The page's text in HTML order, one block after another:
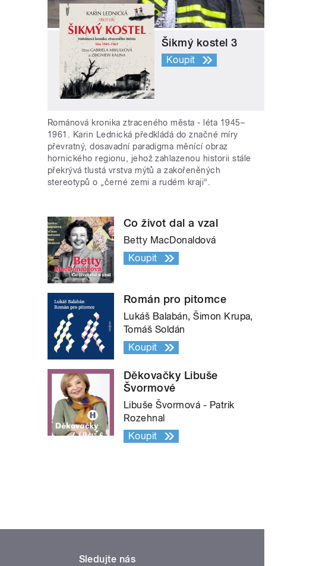
Šikmý kostel 3
Koupit
Románová kronika ztraceného města - léta 1945–
1961. Karin Lednická předkládá do značné míry
převratný, dosavadní paradigma měnící obraz
hornického regionu, jehož zahlazenou historii stále
překrývá tlustá vrstva mýtů a zakořeněných
stereotypů o „černé zemi a rudém kraji“.
Co život dal a vzal
Betty MacDonaldová
Koupit
Román pro pitomce
Lukáš Balabán, Šimon Krupa,
Tomáš Soldán
Koupit
Děkovačky Libuše
Švormové
Libuše Švormová - Patrik
Rozehnal
Koupit
Sledujte nás